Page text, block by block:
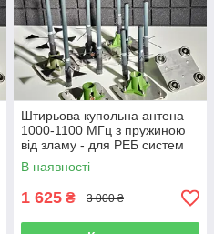
Штирьова купольна антена
1000-1100 МГц з пружиною
від зламу - для РЕБ систем
В наявності
1 625 ₴ 3 000 ₴